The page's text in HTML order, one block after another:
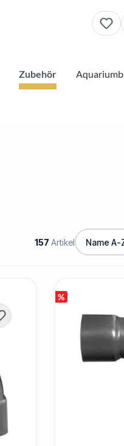
Zubehör
157 Artikel
%